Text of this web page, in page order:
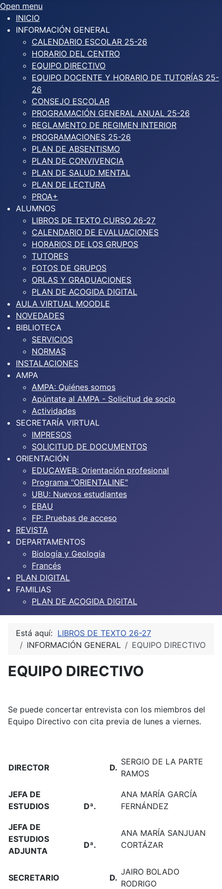
Open menu
INICIO
INFORMACIÓN GENERAL
CALENDARIO ESCOLAR 25-26
HORARIO DEL CENTRO
EQUIPO DIRECTIVO
EQUIPO DOCENTE Y HORARIO DE TUTORÍAS 25-
26
CONSEJO ESCOLAR
PROGRAMACIÓN GENERAL ANUAL 25-26
REGLAMENTO DE REGIMEN INTERIOR
PROGRAMACIONES 25-26
PLAN DE ABSENTISMO
PLAN DE CONVIVENCIA
PLAN DE SALUD MENTAL
PLAN DE LECTURA
PROA+
ALUMNOS
LIBROS DE TEXTO CURSO 26-27
CALENDARIO DE EVALUACIONES
HORARIOS DE LOS GRUPOS
TUTORES
FOTOS DE GRUPOS
ORLAS Y GRADUACIONES
PLAN DE ACOGIDA DIGITAL
AULA VIRTUAL MOODLE
NOVEDADES
BIBLIOTECA
SERVICIOS
NORMAS
INSTALACIONES
AMPA
AMPA: Quiénes somos
Apúntate al AMPA - Solicitud de socio
Actividades
SECRETARÍA VIRTUAL
IMPRESOS
SOLICITUD DE DOCUMENTOS
ORIENTACIÓN
EDUCAWEB: Orientación profesional
Programa "ORIENTALINE"
UBU: Nuevos estudiantes
EBAU
FP: Pruebas de acceso
REVISTA
DEPARTAMENTOS
Biología y Geología
Francés
PLAN DIGITAL
FAMILIAS
PLAN DE ACOGIDA DIGITAL
Está aquí: LIBROS DE TEXTO 26-27
INFORMACIÓN GENERAL
EQUIPO DIRECTIVO
EQUIPO DIRECTIVO
Se puede concertar entrevista con los miembros del
Equipo Directivo con cita previa de lunes a viernes.
DIRECTOR D.
SERGIO DE LA PARTE
RAMOS
JEFA DE
ESTUDIOS
Dª.
ANA MARÍA GARCÍA
FERNÁNDEZ
JEFA DE
ESTUDIOS
ADJUNTA
Dª.
ANA MARÍA SANJUAN
CORTÁZAR
SECRETARIO D.
JAIRO BOLADO
RODRIGO